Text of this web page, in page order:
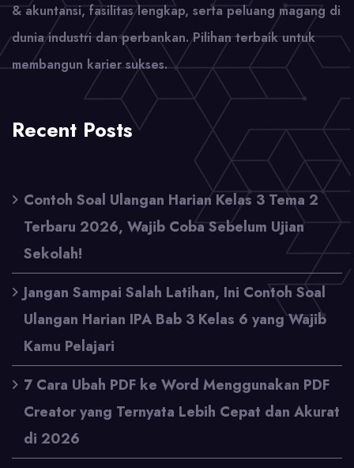
& akuntansi, fasilitas lengkap, serta peluang magang di
dunia industri dan perbankan. Pilihan terbaik untuk
membangun karier sukses.
Recent Posts
Contoh Soal Ulangan Harian Kelas 3 Tema 2
Terbaru 2026, Wajib Coba Sebelum Ujian
Sekolah!
Jangan Sampai Salah Latihan, Ini Contoh Soal
Ulangan Harian IPA Bab 3 Kelas 6 yang Wajib
Kamu Pelajari
7 Cara Ubah PDF ke Word Menggunakan PDF
Creator yang Ternyata Lebih Cepat dan Akurat
di 2026